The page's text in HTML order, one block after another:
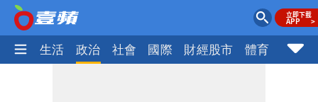
尚 生活 政治 社會 國際 財經股市 體育 壹蘋